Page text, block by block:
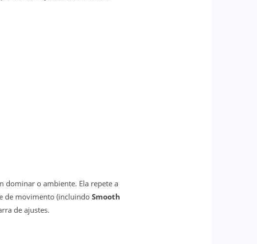
dominar o ambiente. Ela repete a
de movimento (incluindo Smooth
de ajustes.